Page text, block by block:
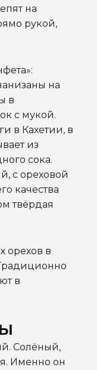
на
рукой,
на
в
с мукой.
в Кахетии, в
из
сока.
с ореховой
качества
твёрдая
орехов в
в
Солёный,
Именно он